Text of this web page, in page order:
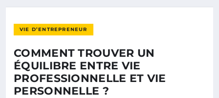
VIE D’ENTREPRENEUR
COMMENT TROUVER UN
ÉQUILIBRE ENTRE VIE
PROFESSIONNELLE ET VIE
PERSONNELLE ?